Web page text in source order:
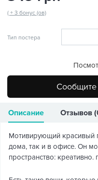
( + 3 бонус (ов)
Тип постера
Сообщите
Описание Отзывов
Мотивирующий красивый
дома, так и в офисе. Он
пространство: креативно.